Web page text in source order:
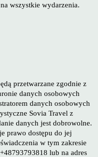
wszystkie wydarzenia.
przetwarzane zgodnie z
danych osobowych
danych osobowych
Sovia Travel z
danych jest dobrowolne.
prawo dostępu do jej
w tym zakresie
lub na adres